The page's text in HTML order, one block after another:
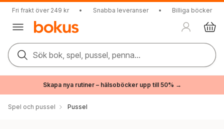
Fri frakt över 249 kr • Snabba leveranser • Billiga böcker
Sök bok, spel, pussel, penna...
Skapa nya rutiner – hälsoböcker upp till 50% →
Spel och pussel Pussel